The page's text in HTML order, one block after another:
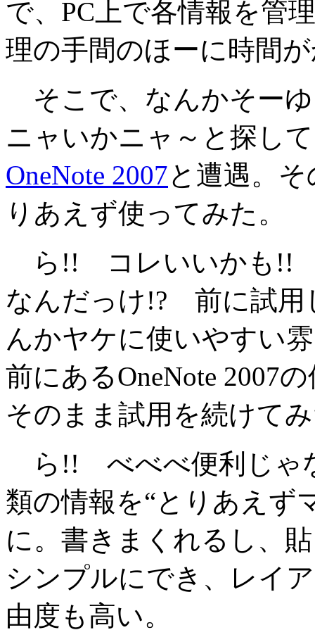
で、PC上で各情報を管
理の手間のほーに時間
そこで、なんかそー
ニャいかニャ～と探し
OneNote 2007と遭遇。そ
りあえず使ってみた。
ら!! コレいいかも!!
なんだっけ!? 前に試用
んかヤケに使いやすい
前にあるOneNote 2007
そのまま試用を続けて
ら!! べべべ便利じゃ
類の情報を“とりあえず
に。書きまくれるし、
シンプルにでき、レイ
由度も高い。